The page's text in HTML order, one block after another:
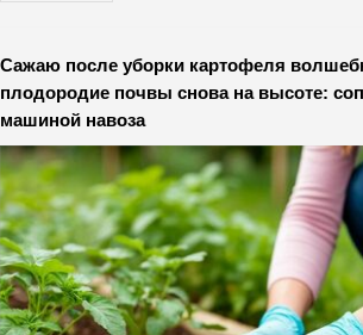
Сажаю после уборки картофеля
плодородие почвы снова на высоте:
машиной навоза